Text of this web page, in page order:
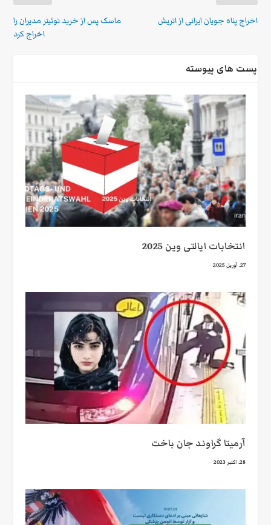
ماسک پس از خرید توئیتر مدیران را
اخراج کرد
اخراج پناه جویان ایرانی از اتریش
پست های پیوسته
انتخابات ایالتی وین 2025
27. آوریل 2025
آرمیتا گراوند جان باخت
28. اکتبر 2023